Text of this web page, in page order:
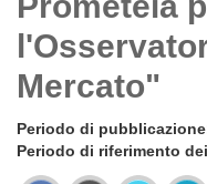
Mercato"
Periodo di
Periodo di riferimento